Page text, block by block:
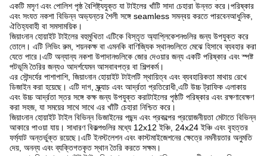
একটি মসৃণ এবং পোলিশ পৃষ্ঠ বৈশিষ্ট্যযুক্ত যা টাইলের খাঁটি সাদা চেহারা উন্নত করে।পরিষ্কার
এবং সংযত নকশা বিভিন্ন অভ্যন্তর শৈলী সঙ্গে seamless সমন্বয় করতে পারবেনআধুনিক,
ঐতিহ্যবাহী বা সমসাময়িক।
জিয়াংনান হোয়াইট টাইলের বহুমুখিতা এটিকে বিস্তৃত অ্যাপ্লিকেশনগুলির জন্য উপযুক্ত করে
তোলে। এটি লিভিং রুম, শয়নকক্ষ বা এমনকি বাণিজ্যিক স্থানগুলিতে মেঝে হিসাবে ব্যবহার করা
যেতে পারে।এটি অন্যান্য নকশা উপাদানগুলিকে জোর দেওয়ার জন্য একটি পরিষ্কার এবং স্পষ্ট
পটভূমি তৈরির জন্যও আদর্শযেমন আসবাবপত্র বা শিল্পকর্ম।
এর সৌন্দর্যের পাশাপাশি, জিয়াংনান হোয়াইট টাইলটি স্থায়িত্ব এবং ব্যবহারিকতা মাথায় রেখে
ডিজাইন করা হয়েছে। এটি দাগ, স্ক্র্যাচ এবং আর্দ্রতা প্রতিরোধী,এটি উচ্চ ট্রাফিক এলাকায়
এবং উচ্চ আর্দ্রতা স্তর সঙ্গে কক্ষ জন্য উপযুক্ত করাটাইলের পৃষ্ঠটি পরিষ্কার এবং রক্ষণাবেক্ষণ
করা সহজ, যা সময়ের সাথে সাথে এর খাঁটি চেহারা নিশ্চিত করে।
জিয়াংনান হোয়াইট টাইল বিভিন্ন ডিজাইনের পছন্দ এবং প্রকল্পের প্রয়োজনীয়তা মেটাতে বিভিন্ন
আকারে পাওয়া যায়। সাধারণ বিকল্পগুলির মধ্যে 12x12 ইঞ্চি, 24x24 ইঞ্চি এবং বৃহত্তর
ফর্ম্যাট অন্তর্ভুক্ত রয়েছে।এটি ইনস্টলেশন এবং কাস্টমাইজেশনের ক্ষেত্রে নমনীয়তার অনুমতি
দেয়, অনন্য এবং ব্যক্তিগতকৃত স্থান তৈরি করতে সক্ষম।